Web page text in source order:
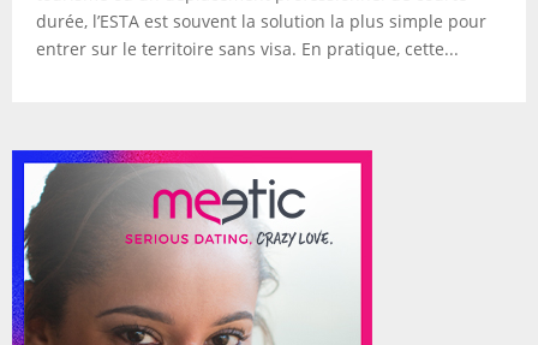
durée, l’ESTA est souvent la solution la plus simple pour
entrer sur le territoire sans visa. En pratique, cette...